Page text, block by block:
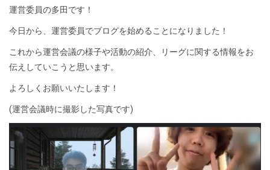
運営委員の多田です！
今日から、運営委員でブログを始めることになりました！
これから運営会議の様子や活動の紹介、リーグに関する情報をお
伝えしていこうと思います。
よろしくお願いいたします！
(運営会議時に撮影した写真です)